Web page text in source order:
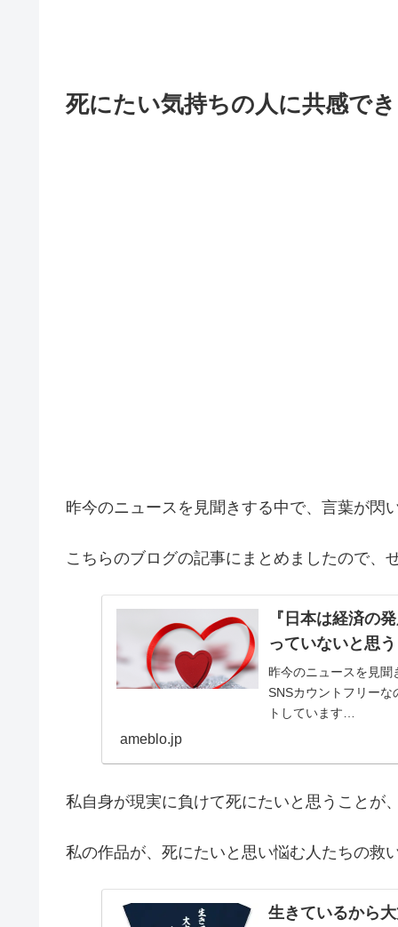
死にたい気持ちの人に共感で
昨今のニュースを見聞きする中で、言葉が閃
こちらのブログの記事にまとめましたので、
『日本は経済の
っていないと思
昨今のニュースを見聞
SNSカウントフリー
トしています…
ameblo.jp
私自身が現実に負けて死にたいと思うことが
私の作品が、死にたいと思い悩む人たちの救
生きているから